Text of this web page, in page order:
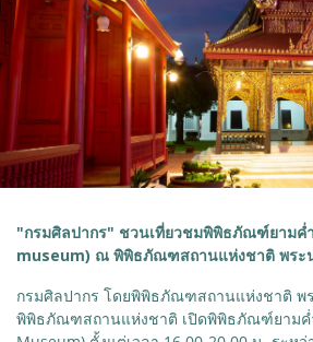
"กรมศิลปากร" ชวนเที่ยวชมพิพิธภัณฑ์ยาม
museum) ณ พิพิธภัณฑสถานแห่งชาติ พระ
กรมศิลปากร โดยพิพิธภัณฑสถานแห่งชาติ พ
พิพิธภัณฑสถานแห่งชาติ เปิดพิพิธภัณฑ์ยามค่